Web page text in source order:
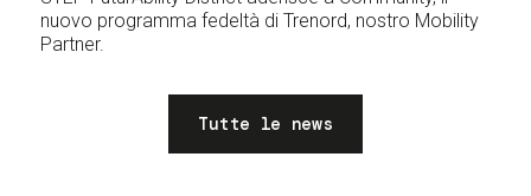
nuovo programma fedeltà di Trenord, nostro Mobility
Partner.
Tutte le news